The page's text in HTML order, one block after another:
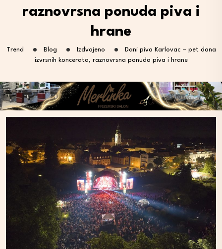
raznovrsna ponuda piva i
hrane
Trend Blog Izdvojeno
Dani piva Karlovac – pet dana
izvrsnih koncerata, raznovrsna ponuda piva i hrane